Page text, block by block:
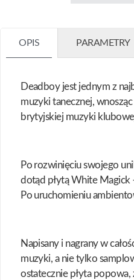
OPIS PARAMETRY
Deadboy jest jednym z
muzyki tanecznej,
brytyjskiej muzyki
Po rozwinięciu swojego
dotąd płytą White Magick
Po uruchomieniu
Napisany i nagrany w
muzyki, a nie tylko
ostatecznie płyta